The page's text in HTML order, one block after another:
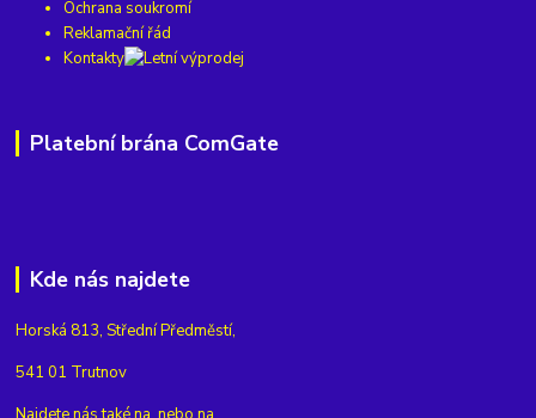
Ochrana soukromí
Reklamační řád
Kontakty
Platební brána ComGate
Kde nás najdete
Horská 813, Střední Předměstí,
541 01 Trutnov